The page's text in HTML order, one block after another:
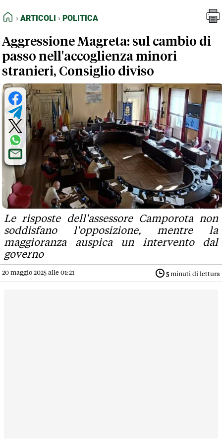
FEED RSS
NORMATIVE DEONTOLOGICHE
TERMINI e CONDIZIONI
HOME
ARTICOLI POLITICA
Aggressione Magreta: sul cambio di
passo nell'accoglienza minori
stranieri, Consiglio diviso
Le risposte dell'assessore Camporota non
soddisfano l'opposizione, mentre la
maggioranza auspica un intervento dal
governo
20 maggio 2025 alle 01:21 5 minuti di lettura